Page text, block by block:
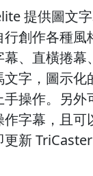
提供圖文
創作各種風
、直橫捲幕
字，圖示化
操作。另外
字幕，且可
更新